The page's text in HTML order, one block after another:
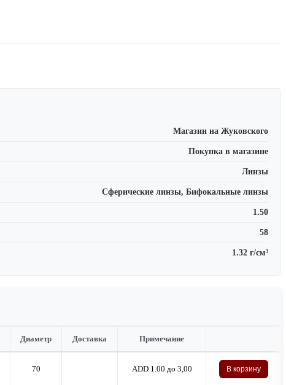
Магазин на Жуковского
Покупка в магазине
Линзы
Сферические линзы, Бифокальные линзы
1.50
58
1.32 г/см³
Диаметр Доставка Примечание
70 ADD 1.00 до 3,00 В корзину